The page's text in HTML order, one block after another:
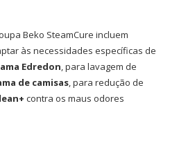
Beko SteamCure incluem
às necessidades específicas de
Edredon, para lavagem de
de camisas, para redução de
contra os maus odores